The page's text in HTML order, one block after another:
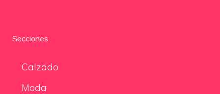
Secciones
Calzado
Moda